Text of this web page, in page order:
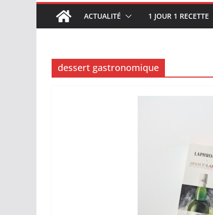
ACTUALITÉ 1 JOUR 1 RECETTE
dessert gastronomique